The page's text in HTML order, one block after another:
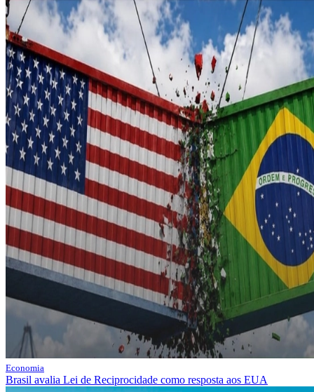
Economia
Brasil avalia Lei de Reciprocidade como resposta aos EUA